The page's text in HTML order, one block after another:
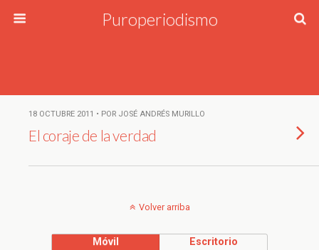
Puroperiodismo
18 OCTUBRE 2011 • POR JOSÉ ANDRÉS MURILLO
El coraje de la verdad
Volver arriba
Móvil Escritorio